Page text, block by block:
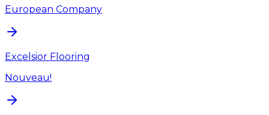
European Company
Excelsior Flooring
Nouveau!